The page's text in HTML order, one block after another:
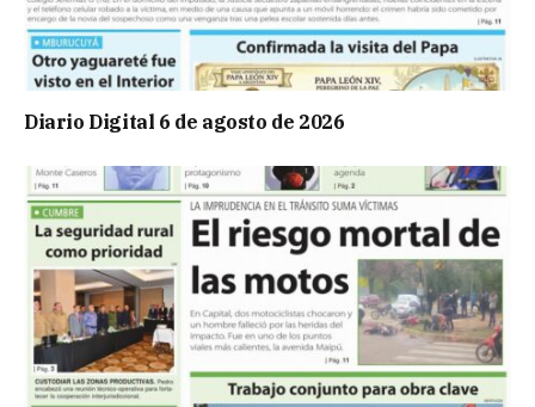
Diario Digital 6 de agosto de 2026